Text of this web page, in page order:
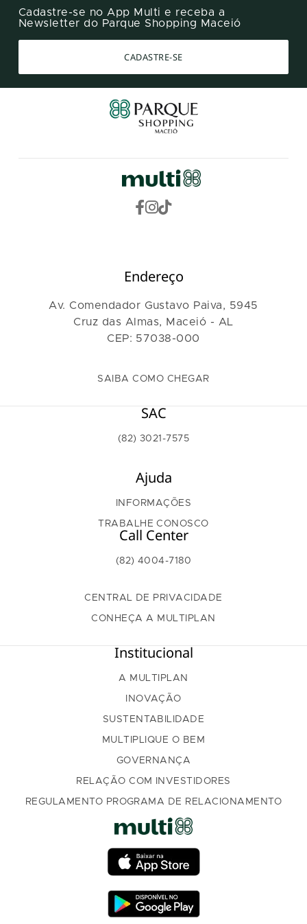
Cadastre-se no App Multi e receba a
Newsletter do Parque Shopping Maceió
CADASTRE-SE
Endereço
Av. Comendador Gustavo Paiva, 5945
Cruz das Almas, Maceió - AL
CEP: 57038-000
SAIBA COMO CHEGAR
SAC
(82) 3021-7575
Ajuda
INFORMAÇÕES
TRABALHE CONOSCO
Call Center
(82) 4004-7180
CENTRAL DE PRIVACIDADE
CONHEÇA A MULTIPLAN
Institucional
A MULTIPLAN
INOVAÇÃO
SUSTENTABILIDADE
MULTIPLIQUE O BEM
GOVERNANÇA
RELAÇÃO COM INVESTIDORES
REGULAMENTO PROGRAMA DE RELACIONAMENTO